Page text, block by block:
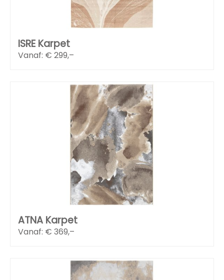
ISRE Karpet
Vanaf: € 299,–
ATNA Karpet
Vanaf: € 369,–